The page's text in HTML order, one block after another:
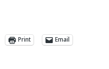
Print Email